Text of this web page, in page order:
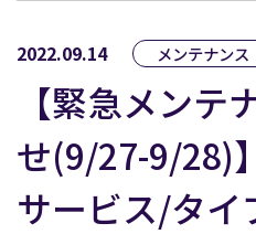
2022.09.14 メンテナンス
【緊急メンテ
せ(9/27-9/28)
サービス/タイ